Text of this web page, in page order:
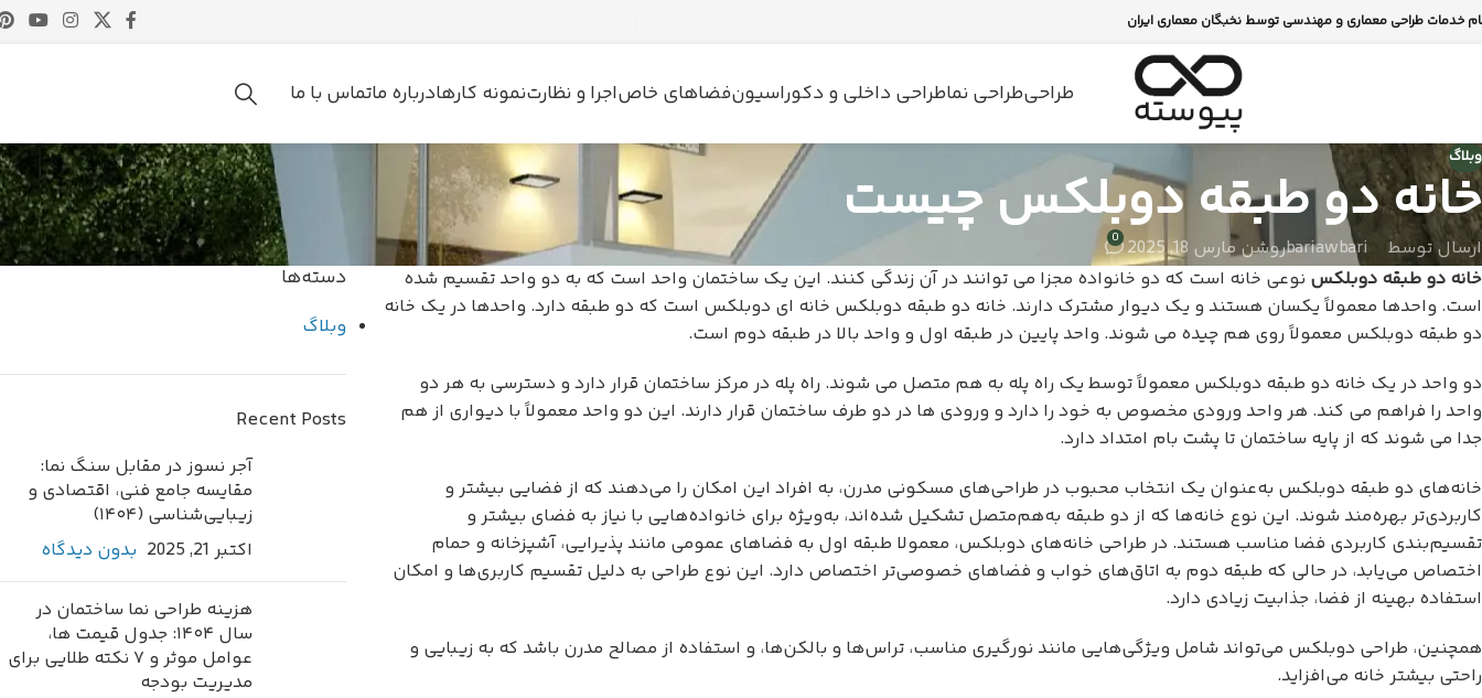
خدمات طراحی معماری و مهندسی توسط نخبگان معماری ایران
طراحیطراحی نماطراحی داخلی و دکوراسیونفضاهای خاصاجرا و نظارتنمونه کارهادرباره ماتماس با ما
وبلاگ
خانه دو طبقه دوبلکس چیست
ارسال توسط bariawbariروشن مارس 18, 2025 0
خانه دو طبقه دوبلکس نوعی خانه است که دو خانواده مجزا می توانند در آن زندگی کنند. این یک ساختمان واحد است که به دو واحد تقسیم شده
است. واحدها معمولاً یکسان هستند و یک دیوار مشترک دارند. خانه دو طبقه دوبلکس خانه ای دوبلکس است که دو طبقه دارد. واحدها در یک خانه
دو طبقه دوبلکس معمولاً روی هم چیده می شوند. واحد پایین در طبقه اول و واحد بالا در طبقه دوم است.
دو واحد در یک خانه دو طبقه دوبلکس معمولاً توسط یک راه پله به هم متصل می شوند. راه پله در مرکز ساختمان قرار دارد و دسترسی به هر دو
واحد را فراهم می کند. هر واحد ورودی مخصوص به خود را دارد و ورودی ها در دو طرف ساختمان قرار دارند. این دو واحد معمولاً با دیواری از هم
جدا می شوند که از پایه ساختمان تا پشت بام امتداد دارد.
خانه‌های دو طبقه دوبلکس به‌عنوان یک انتخاب محبوب در طراحی‌های مسکونی مدرن، به افراد این امکان را می‌دهند که از فضایی بیشتر و
کاربردی‌تر بهره‌مند شوند. این نوع خانه‌ها که از دو طبقه به‌هم‌متصل تشکیل شده‌اند، به‌ویژه برای خانواده‌هایی با نیاز به فضای بیشتر و
تقسیم‌بندی کاربردی فضا مناسب هستند. در طراحی خانه‌های دوبلکس، معمولا طبقه اول به فضاهای عمومی مانند پذیرایی، آشپزخانه و حمام
اختصاص می‌یابد، در حالی که طبقه دوم به اتاق‌های خواب و فضاهای خصوصی‌تر اختصاص دارد. این نوع طراحی به دلیل تقسیم کاربری‌ها و امکان
استفاده بهینه از فضا، جذابیت زیادی دارد.
همچنین، طراحی دوبلکس می‌تواند شامل ویژگی‌هایی مانند نورگیری مناسب، تراس‌ها و بالکن‌ها، و استفاده از مصالح مدرن باشد که به زیبایی و
راحتی بیشتر خانه می‌افزاید.
دسته‌ها
وبلاگ
Recent Posts
آجر نسوز در مقابل سنگ نما:
مقایسه جامع فنی، اقتصادی و
زیبایی‌شناسی (۱۴۰۴)
اکتبر 21, 2025
بدون دیدگاه
هزینه طراحی نما ساختمان در
سال ۱۴۰۴: جدول قیمت ها،
عوامل موثر و ۷ نکته طلایی برای
مدیریت بودجه